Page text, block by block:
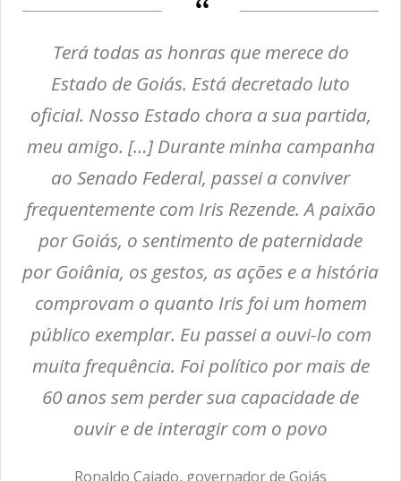
Terá todas as honras que merece do
Estado de Goiás. Está decretado luto
oficial. Nosso Estado chora a sua partida,
meu amigo. […] Durante minha campanha
ao Senado Federal, passei a conviver
frequentemente com Iris Rezende. A paixão
por Goiás, o sentimento de paternidade
por Goiânia, os gestos, as ações e a história
comprovam o quanto Iris foi um homem
público exemplar. Eu passei a ouvi-lo com
muita frequência. Foi político por mais de
60 anos sem perder sua capacidade de
ouvir e de interagir com o povo
Ronaldo Caiado, governador de Goiás